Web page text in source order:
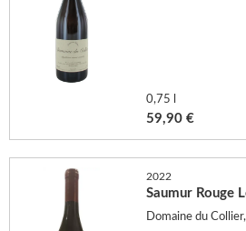
0,75 l
59,90 €
2022
Saumur Rouge
Domaine du